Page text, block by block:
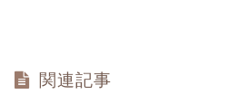
関連記事